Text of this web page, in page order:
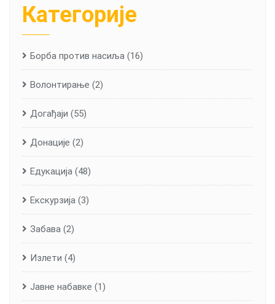
Категорије
Борба против насиља (16)
Волонтирање (2)
Догађаји (55)
Донације (2)
Едукација (48)
Екскурзија (3)
Забава (2)
Излети (4)
Јавне набавке (1)